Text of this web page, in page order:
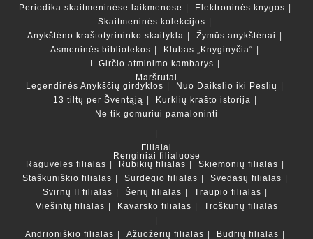
Periodika skaitmeninėse laikmenose
Elektroninės knygos
Skaitmeninės kolekcijos
Anykštėno kraštotyrininko skaitykla
Žymūs anykštėnai
Asmeninės bibliotekos
Klubas „Knyginyčia“
I. Girčio atminimo kambarys
Maršrutai
Legendinės Anykščių girdyklos
Nuo Daikslio iki Peslių
13 tiltų per Šventąją
Kurklių krašto istorija
Ne tik gomuriui pamaloninti
Filialai
Renginiai filialuose
Raguvėlės filialas
Rubikių filialas
Skiemonių filialas
Staškūniškio filialas
Surdegio filialas
Svėdasų filialas
Svirnų II filialas
Šerių filialas
Traupio filialas
Viešintų filialas
Kavarsko filialas Troškūnų filialas
Andrioniškio filialas Ažuožerių filialas Budrių filialas